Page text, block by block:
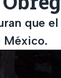
que
México.